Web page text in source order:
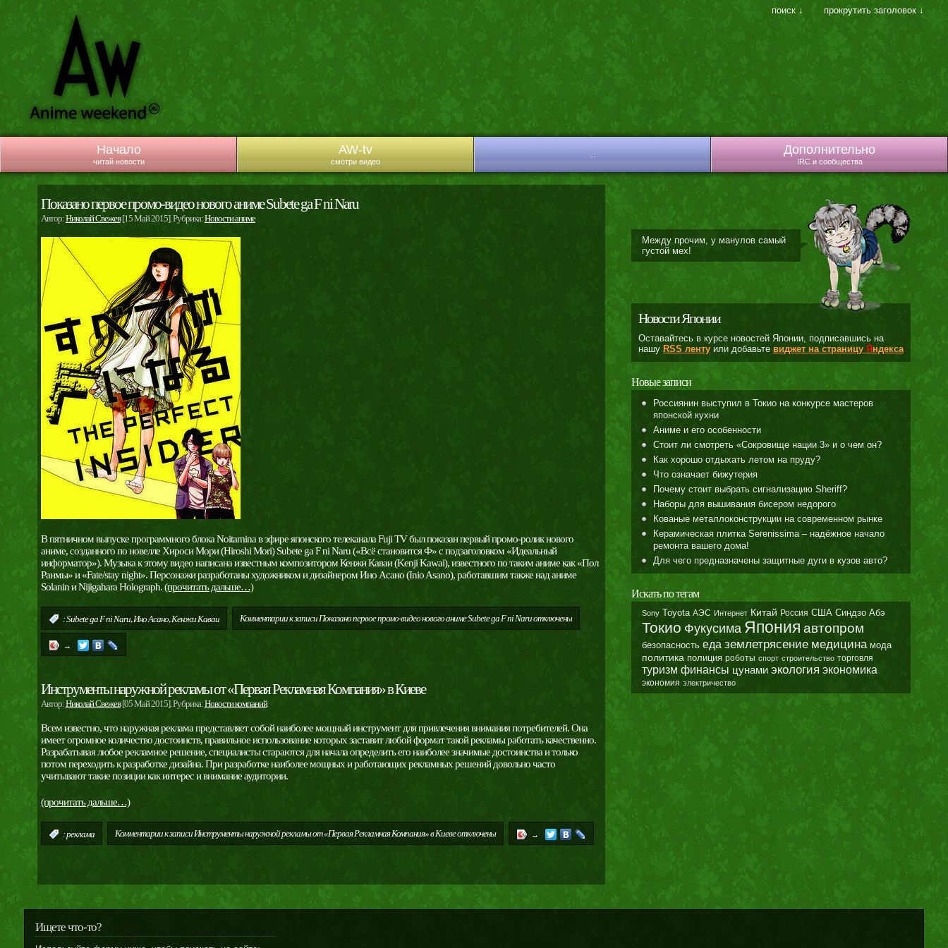
Начало
читай новости
AW-tv
смотри видео
Дополнительно
IRC и сообщества
поиск ↓ прокрутить заголовок ↓
Показано первое промо-видео нового аниме Subete ga F ni Naru
Автор:Николай Свежев[15 Май 2015]. Рубрика:Новости аниме
В пятничном выпуске программного блока Noitamina в эфире японского телеканала Fuji TV был показан первый промо-ролик нового
аниме, созданного по новелле Хироси Мори (Hiroshi Mori) Subete ga F ni Naru («Всё становится Ф» с подзаголовком «Идеальный
информатор»). Музыка к этому видео написана известным композитором Кенжи Каваи (Kenji Kawai), известного по таким аниме как «Пол
Ранмы» и «Fate/stay night». Персонажи разработаны художником и дизайнером Ино Асано (Inio Asano), работавшим также над аниме
Solanin и Nijigahara Holograph.(прочитать дальше…)
:Subete ga F ni Naru,Ино Асано,Кенжи Каваи Комментариик записи Показано первое промо-видео нового аниме Subete ga F ni Naruотключены
→
Инструменты наружной рекламы от «Первая Рекламная Компания» в Киеве
Автор:Николай Свежев[05 Май 2015]. Рубрика:Новости компаний
Всем известно, что наружная реклама представляет собой наиболее мощный инструмент для привлечения внимания потребителей. Она
имеет огромное количество достоинств, правильное использование которых заставит любой формат такой рекламы работать качественно.
Разрабатывая любое рекламное решение, специалисты стараются для начала определить его наиболее значимые достоинства и только
потом переходить к разработке дизайна. При разработке наиболее мощных и работающих рекламных решений довольно часто
учитывают такие позиции как интерес и внимание аудитории.
(прочитать дальше…)
:реклама Комментариик записи Инструменты наружной рекламы от «Первая Рекламная Компания» в Киевеотключены →
Между прочим, у манулов самый
густой мех!
Новости Японии
Оставайтесь в курсе новостей Японии, подписавшись на
нашу RSS лентуили добавьте виджет на страницу Яндекса
Новые записи
Россиянин выступил в Токио на конкурсе мастеров
японской кухни
Аниме и его особенности
Стоит ли смотреть «Сокровище нации 3» и о чем он?
Как хорошо отдыхать летом на пруду?
Что означает бижутерия
Почему стоит выбрать сигнализацию Sheriff?
Наборы для вышивания бисером недорого
Кованые металлоконструкции на современном рынке
Керамическая плитка Serenissima – надёжное начало
ремонта вашего дома!
Для чего предназначены защитные дуги в кузов авто?
Искать по тегам
Sony Toyota АЭС Интернет Китай Россия США Синдзо Абэ
Токио Фукусима Япония автопром
безопасность еда землетрясение медицина мода
политика полиция роботы спорт строительство торговля
туризм финансы цунами экология экономика
экономия электричество
Ищете что-то?